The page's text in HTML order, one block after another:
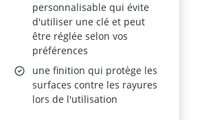
personnalisable qui évite
d'utiliser une clé et peut
être réglée selon vos
préférences
une finition qui protège les
surfaces contre les rayures
lors de l'utilisation